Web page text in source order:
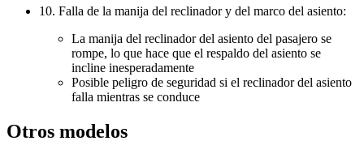
10. Falla de la manija del reclinador y del marco del asiento:
La manija del reclinador del asiento del pasajero se
rompe, lo que hace que el respaldo del asiento se
incline inesperadamente
Posible peligro de seguridad si el reclinador del asiento
falla mientras se conduce
Otros modelos